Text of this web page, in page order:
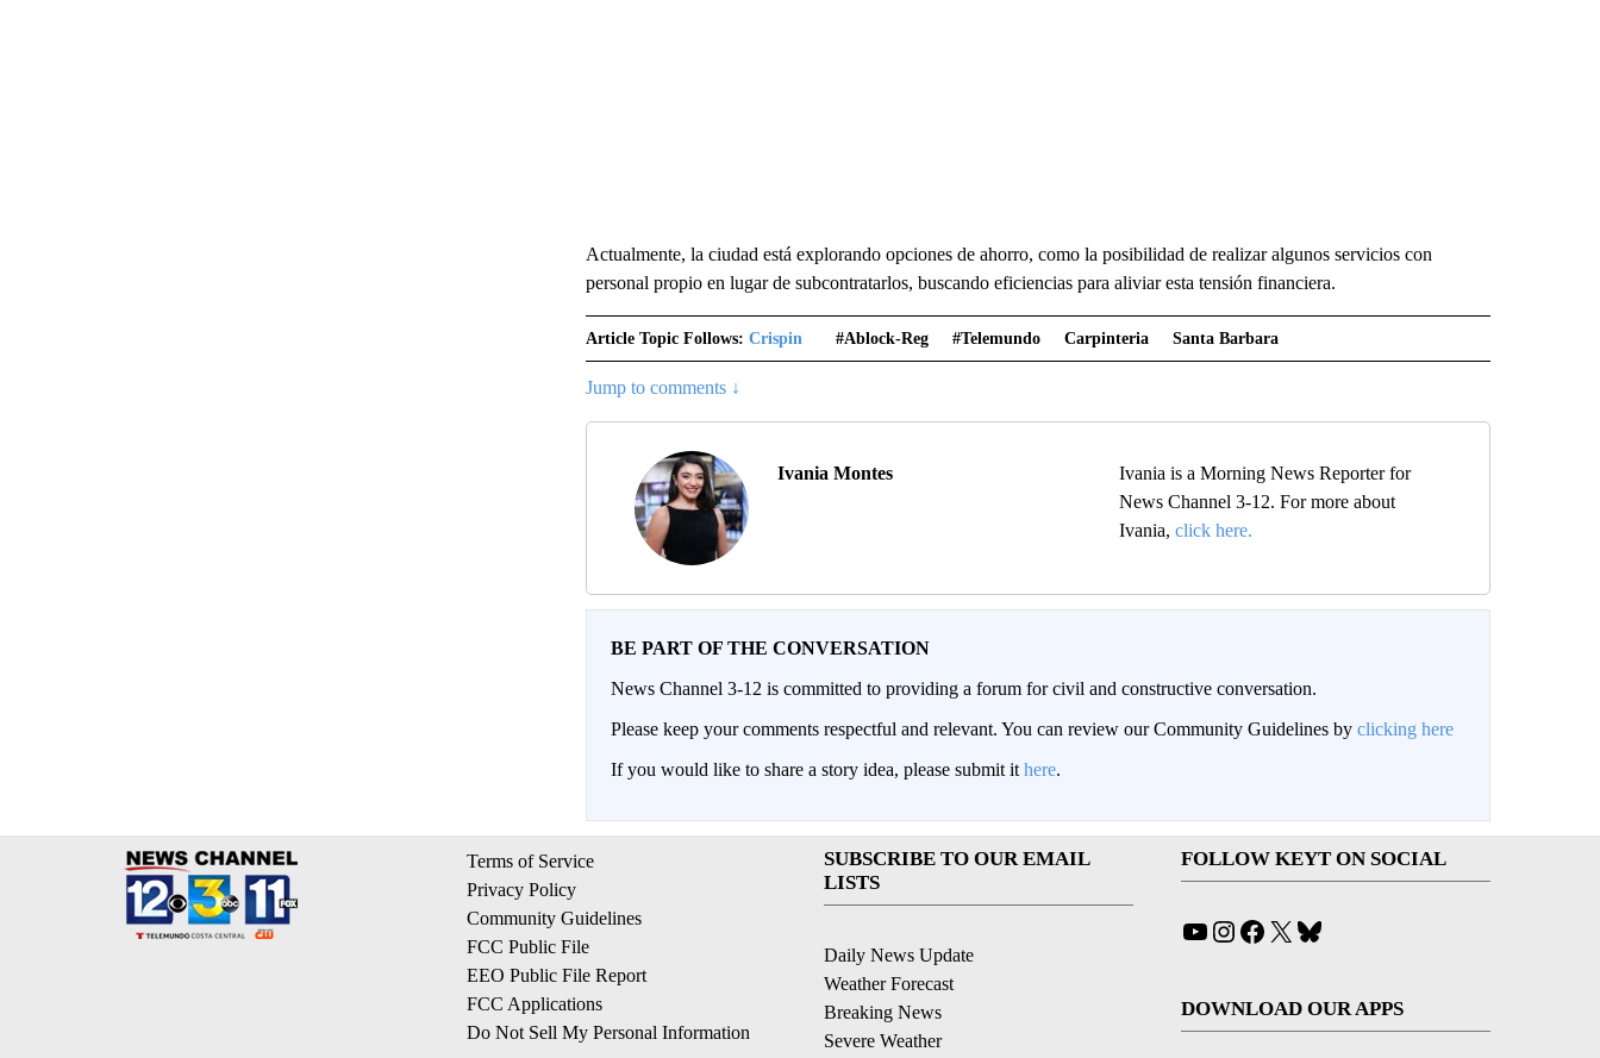
Actualmente, la ciudad está explorando opciones de ahorro, como la posibilidad de realizar algunos servicios con
personal propio en lugar de subcontratarlos, buscando eficiencias para aliviar esta tensión financiera.
Article Topic Follows: Crispin #ablock-Reg #telemundo Carpinteria Santa Barbara
Jump to comments ↓
Ivania Montes
Ivania is a Morning News Reporter for
News Channel 3-12. For more about
Ivania, click here.
BE PART OF THE CONVERSATION
News Channel 3-12 is committed to providing a forum for civil and constructive conversation.
Please keep your comments respectful and relevant. You can review our Community Guidelines by clicking here
If you would like to share a story idea, please submit it here.
Terms of Service
Privacy Policy
Community Guidelines
FCC Public File
EEO Public File Report
FCC Applications
Do Not Sell My Personal Information
SUBSCRIBE TO OUR EMAIL
LISTS
Daily News Update
Weather Forecast
Breaking News
Severe Weather
FOLLOW KEYT ON SOCIAL
YouTube
Instagram
Facebook
X
DOWNLOAD OUR APPS